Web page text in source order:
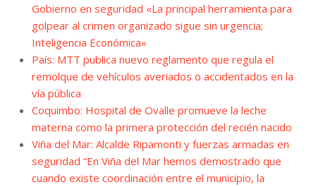
Gobierno en seguridad «La principal herramienta para
golpear al crimen organizado sigue sin urgencia;
Inteligencia Económica»
País: MTT publica nuevo reglamento que regula el
remolque de vehículos averiados o accidentados en la
vía pública
Coquimbo: Hospital de Ovalle promueve la leche
materna como la primera protección del recién nacido
Viña del Mar: Alcalde Ripamonti y fuerzas armadas en
seguridad “En Viña del Mar hemos demostrado que
cuando existe coordinación entre el municipio, la